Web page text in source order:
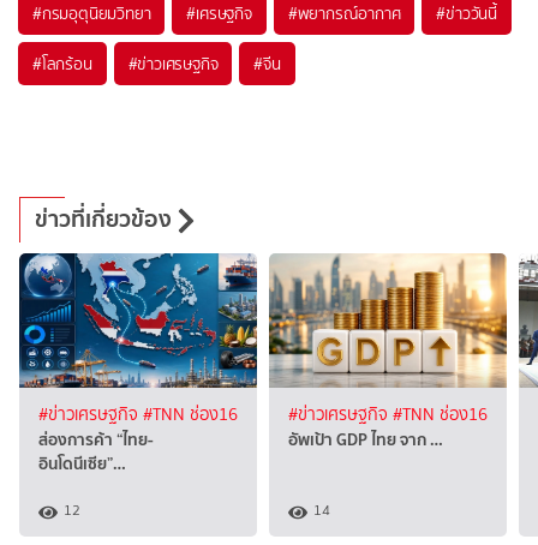
#กรมอุตุนิยมวิทยา #เศรษฐกิจ #พยากรณ์อากาศ #ข่าววันนี้
#โลกร้อน #ข่าวเศรษฐกิจ #จีน
ข่าวที่เกี่ยวข้อง
#ข่าวเศรษฐกิจ #TNN ช่อง16
ส่องการค้า “ไทย-
อินโดนีเซีย”…
12
#ข่าวเศรษฐกิจ #TNN ช่อง16
อัพเป้า GDP ไทย จาก …
14